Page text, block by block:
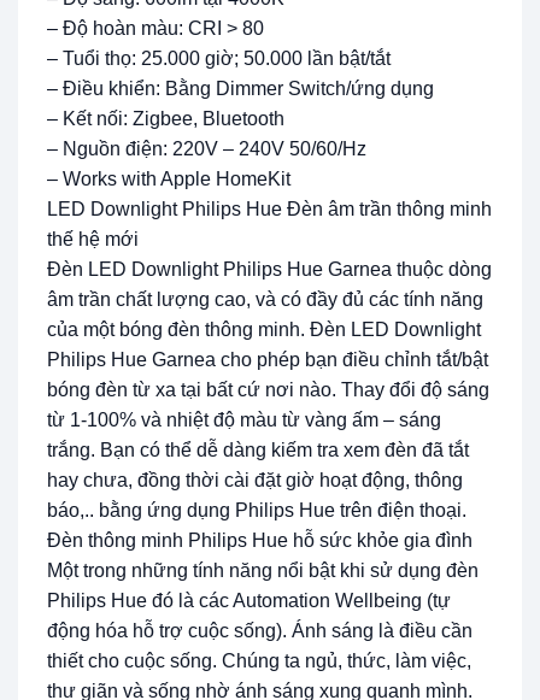
– Độ hoàn màu: CRI > 80
– Tuổi thọ: 25.000 giờ; 50.000 lần bật/tắt
– Điều khiển: Bằng Dimmer Switch/ứng dụng
– Kết nối: Zigbee, Bluetooth
– Nguồn điện: 220V – 240V 50/60/Hz
– Works with Apple HomeKit
LED Downlight Philips Hue Đèn âm trần thông minh
thế hệ mới
Đèn LED Downlight Philips Hue Garnea thuộc dòng
âm trần chất lượng cao, và có đầy đủ các tính năng
của một bóng đèn thông minh. Đèn LED Downlight
Philips Hue Garnea cho phép bạn điều chỉnh tắt/bật
bóng đèn từ xa tại bất cứ nơi nào. Thay đổi độ sáng
từ 1-100% và nhiệt độ màu từ vàng ấm – sáng
trắng. Bạn có thể dễ dàng kiếm tra xem đèn đã tắt
hay chưa, đồng thời cài đặt giờ hoạt động, thông
báo,.. bằng ứng dụng Philips Hue trên điện thoại.
Đèn thông minh Philips Hue hỗ sức khỏe gia đình
Một trong những tính năng nổi bật khi sử dụng đèn
Philips Hue đó là các Automation Wellbeing (tự
động hóa hỗ trợ cuộc sống). Ánh sáng là điều cần
thiết cho cuộc sống. Chúng ta ngủ, thức, làm việc,
thư giãn và sống nhờ ánh sáng xung quanh mình.